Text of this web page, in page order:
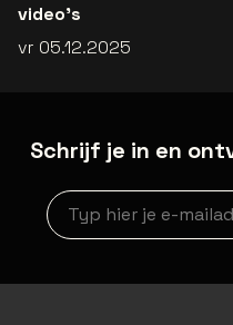
video's
vr 05.12.2025
Schrijf je in en
Nieuwsbrief